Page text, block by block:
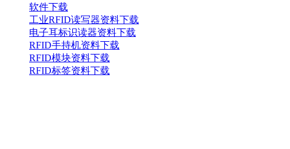
软件下载
工业RFID读写器资料下载
电子耳标识读器资料下载
RFID手持机资料下载
RFID模块资料下载
RFID标签资料下载